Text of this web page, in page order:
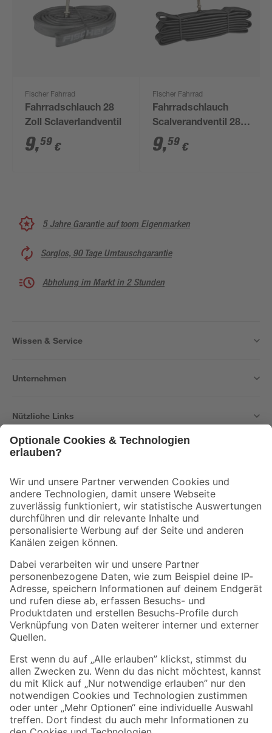
Fischer Fahrrad
Fahrradschlauch 28
Zoll Sclaverlandventil
9,59 €
Fischer Fahrrad
Fahrradschlauch
Scalverandventil 28
Zoll
9,59 €
5 Jahre Garantie auf toom Eigenmarken
Sorglos, 90 Tage Umtauschgarantie
Abholung im Markt in 2 Stunden
Wissen & Service
Unternehmen
Nützliche Links
Der toom Newsletter: Keine Angebote und Aktionen mehr verpassen!
Zur Newsletter Anmeldung
Folge uns
Zahlungsarten Versandarten
Sicher einkaufen
Jetzt die toom-App herunterladen